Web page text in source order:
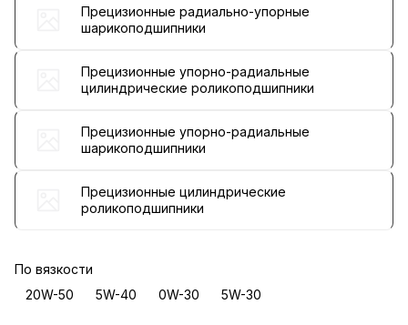
Прецизионные радиально-упорные
шарикоподшипники
Прецизионные упорно-радиальные
цилиндрические роликоподшипники
Прецизионные упорно-радиальные
шарикоподшипники
Прецизионные цилиндрические
роликоподшипники
По вязкости
20W-50
5W-40 0W-30 5W-30